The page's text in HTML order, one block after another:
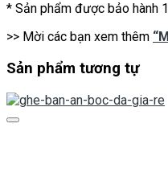
* Sản phẩm được bảo hành
>> Mời các bạn xem thêm
Sản phẩm tương tự